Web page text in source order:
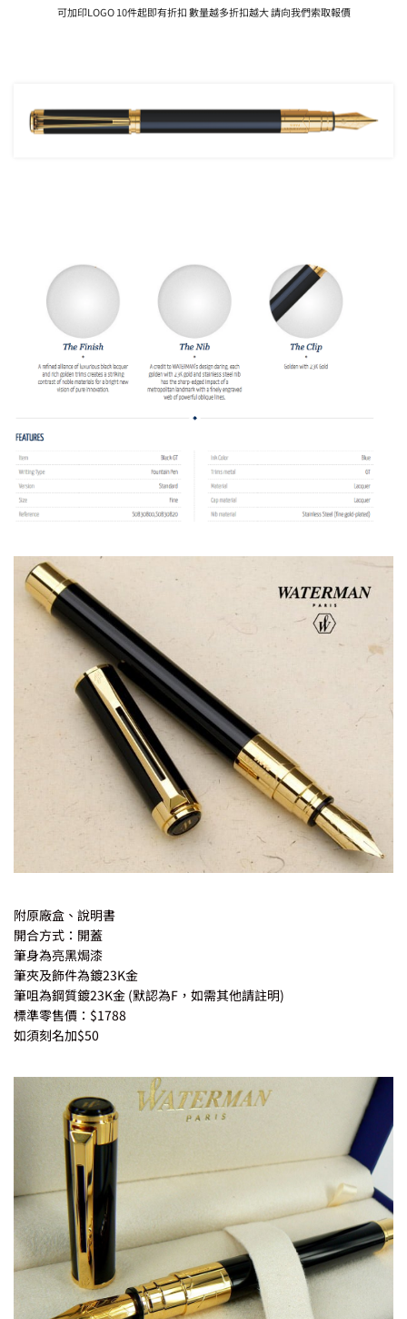
可加印LOGO 10件起即有折扣 數量越多折扣越大 請向我們索取報價
附原廠盒、說明書
開合方式：開蓋
筆身為亮黑焗漆
筆夾及飾件為鍍23K金
筆咀為鋼質鍍23K金 (默認為F，如需其他請註明)
標準零售價：$1788
如須刻名加$50